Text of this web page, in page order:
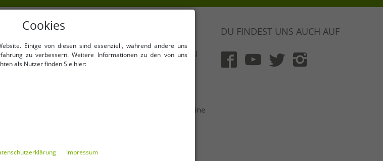
VORTEILE
100% Originale Markenware & Original
verpackt !
Mindestbestellwert ist 199€ netto | Keine
DU FINDEST UNS AUCH AUF
Cookies
Einige von diesen sind essenziell, während andere uns
zu verbessern. Weitere Informationen zu den von uns
als Nutzer finden Sie hier:
Impressum